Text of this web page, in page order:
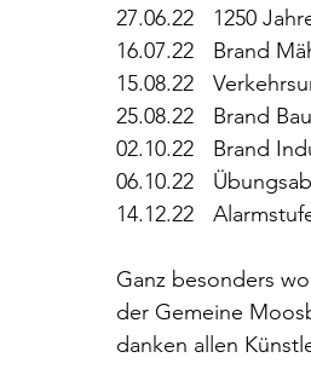
27.06.22
16.07.22
15.08.22
25.08.22
02.10.22
06.10.22
14.12.22
Ganz besonders
der Gemeine
danken allen